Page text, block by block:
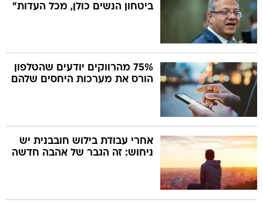
ביטחון הנשים כולן, מכל העדות"
75% מהרווקים יודעים שהטלפון
הורס את מערכות היחסים שלהם
אחרי עבודת בילוש חובבנית יש
ניחוש: זה הגבר של אהבה חדשה